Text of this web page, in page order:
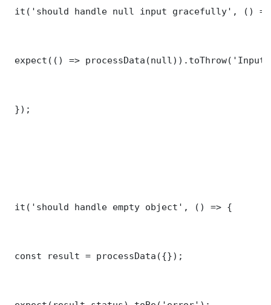
it('should handle null input gracefully', ()
expect(() =>
});
it('should handle empty object', () => {
const result = processData({});